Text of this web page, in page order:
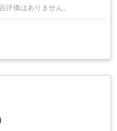
価はありません。